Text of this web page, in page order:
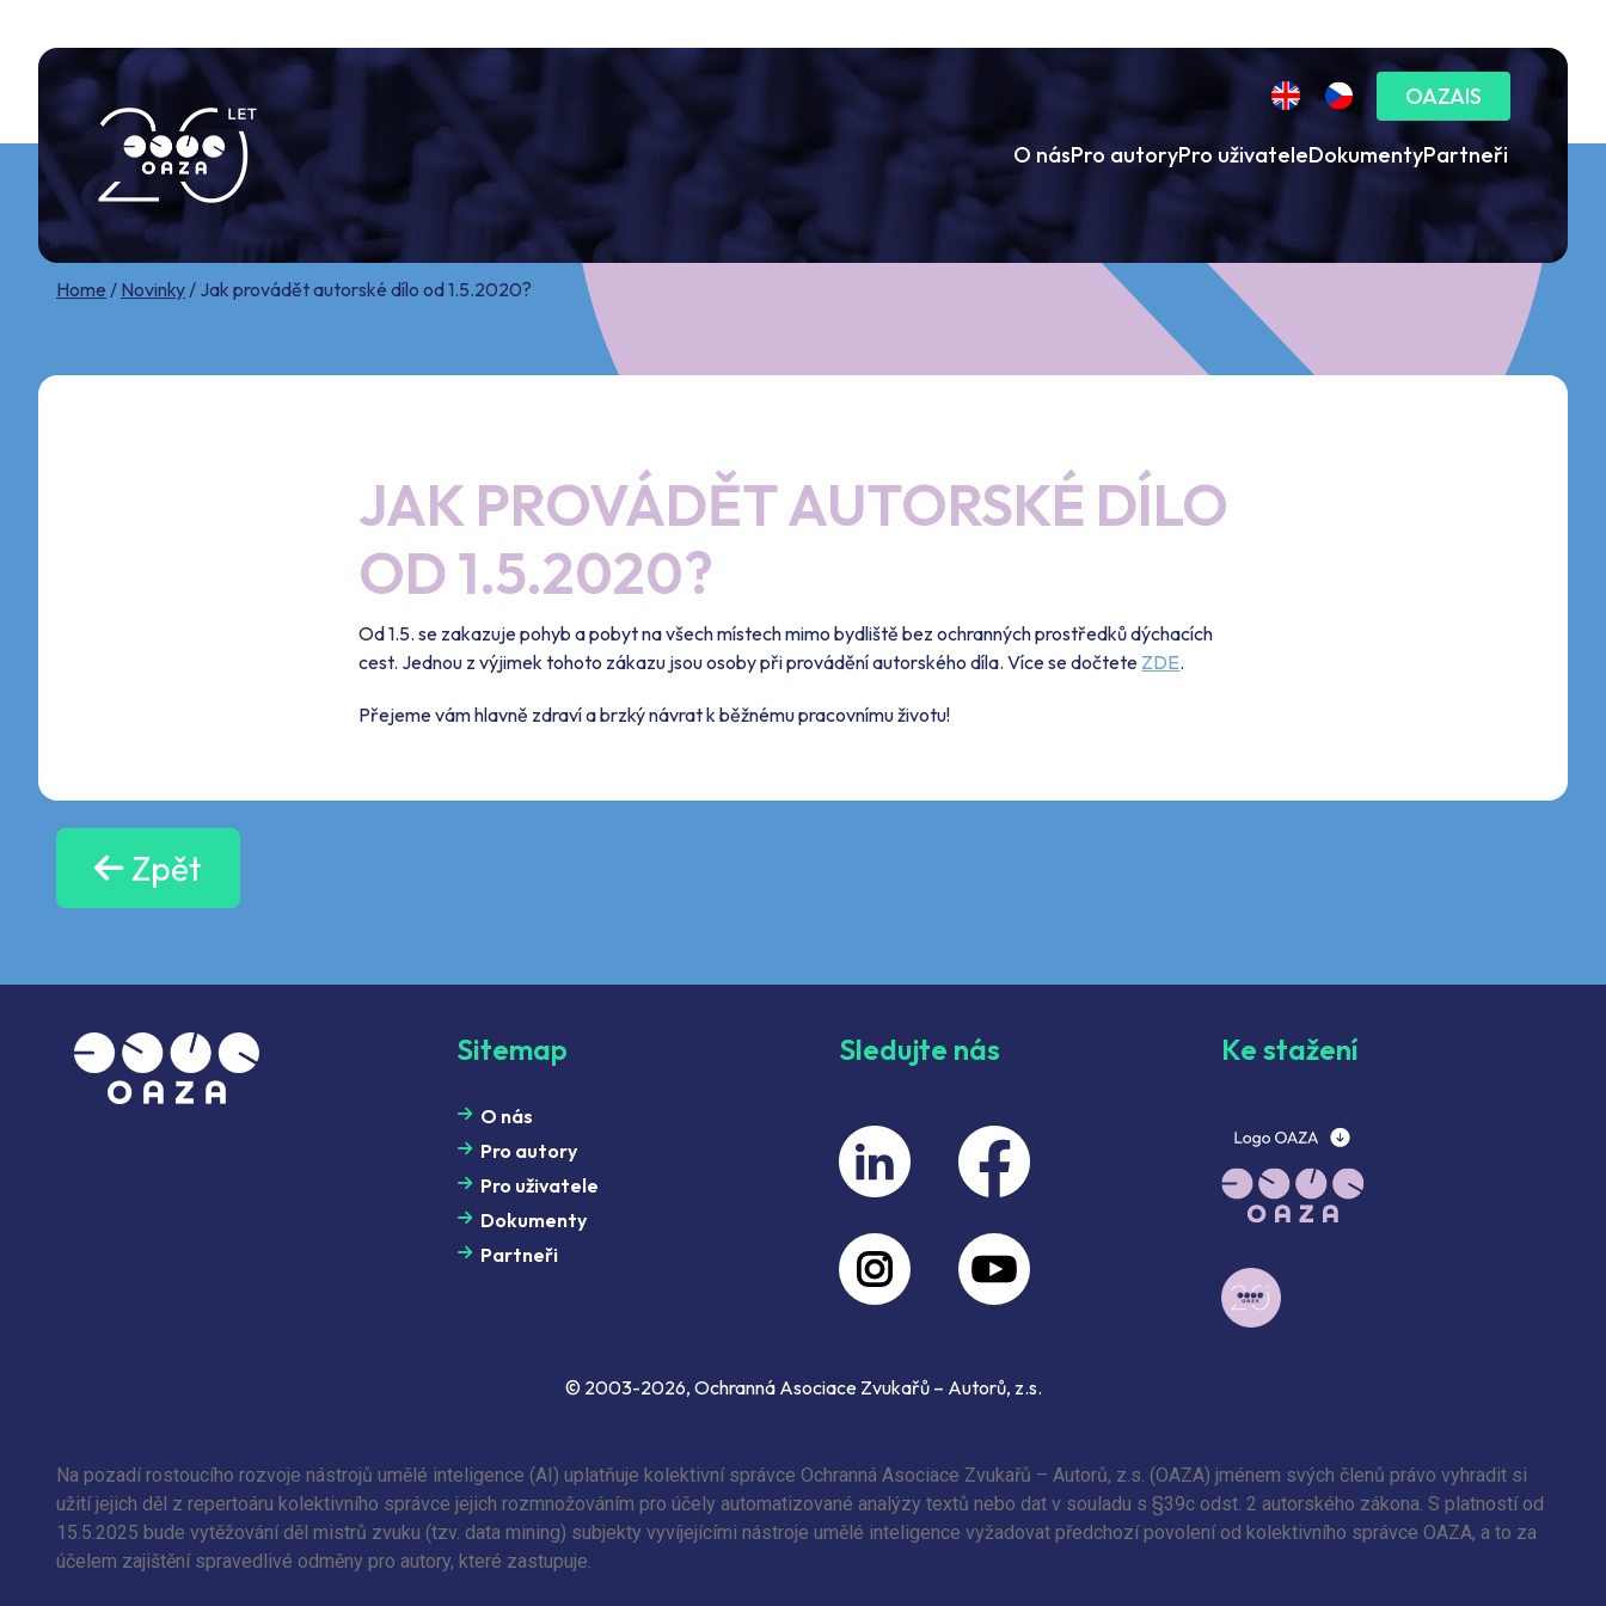
content
O násPro autoryPro uživateleDokumentyPartneři
OAZAIS
Home / Novinky/ Jak provádět autorské dílo od 1.5.2020?
JAK PROVÁDĚT AUTORSKÉ DÍLO
OD 1.5.2020?
Od 1.5. se zakazuje pohyb a pobyt na všech místech mimo bydliště bez ochranných prostředků dýchacích
cest. Jednou z výjimek tohoto zákazu jsou osoby při provádění autorského díla. Více se dočtete ZDE.
Přejeme vám hlavně zdraví a brzký návrat k běžnému pracovnímu životu!
Zpět
Sitemap
O nás
Pro autory
Pro uživatele
Dokumenty
Partneři
Sledujte nás Ke stažení
© 2003-2026, Ochranná Asociace Zvukařů – Autorů, z.s.
Na pozadí rostoucího rozvoje nástrojů umělé inteligence (AI) uplatňuje kolektivní správce Ochranná Asociace Zvukařů – Autorů, z.s. (OAZA) jménem svých členů právo vyhradit si
užití jejich děl z repertoáru kolektivního správce jejich rozmnožováním pro účely automatizované analýzy textů nebo dat v souladu s §39c odst. 2 autorského zákona. S platností od
15.5.2025 bude vytěžování děl mistrů zvuku (tzv. data mining) subjekty vyvíjejícími nástroje umělé inteligence vyžadovat předchozí povolení od kolektivního správce OAZA, a to za
účelem zajištění spravedlivé odměny pro autory, které zastupuje.